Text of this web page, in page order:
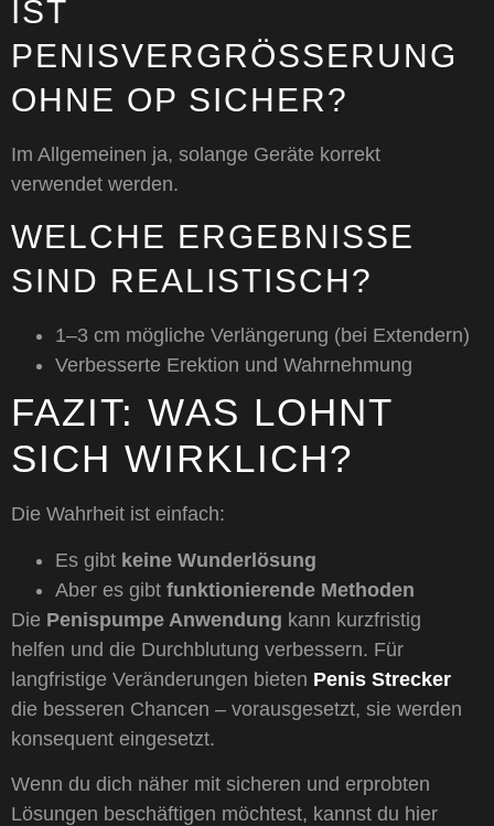
IST
PENISVERGRÖSSERUNG O
HNE OP SICHER?
Im Allgemeinen ja, solange Geräte korrekt
verwendet werden.
WELCHE ERGEBNISSE
SIND REALISTISCH?
1–3 cm mögliche Verlängerung (bei Extendern)
Verbesserte Erektion und Wahrnehmung
FAZIT: WAS LOHNT
SICH WIRKLICH?
Die Wahrheit ist einfach:
Es gibt keine Wunderlösung
Aber es gibt funktionierende Methoden
Die Penispumpe Anwendung kann kurzfristig
helfen und die Durchblutung verbessern. Für
langfristige Veränderungen bieten Penis Strecker
die besseren Chancen – vorausgesetzt, sie werden
konsequent eingesetzt.
Wenn du dich näher mit sicheren und erprobten
Lösungen beschäftigen möchtest, kannst du hier